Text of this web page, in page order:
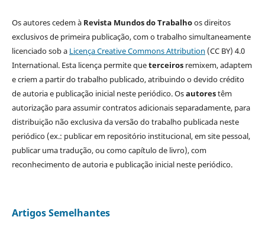
Os autores cedem à Revista Mundos do Trabalhoos direitos
exclusivos de primeira publicação, com o trabalho simultaneamente
licenciado sob a Licença Creative Commons Attribution (CC BY) 4.0
International. Esta licença permite queterceirosremixem, adaptem
e criem a partir do trabalho publicado, atribuindo o devido crédito
de autoria e publicação inicial neste periódico. Osautorestêm
autorização para assumir contratos adicionais separadamente, para
distribuição não exclusiva da versão do trabalho publicada neste
periódico (ex.: publicar em repositório institucional, em site pessoal,
publicar uma tradução, ou como capítulo de livro), com
reconhecimento de autoria e publicação inicial neste periódico.
Artigos Semelhantes